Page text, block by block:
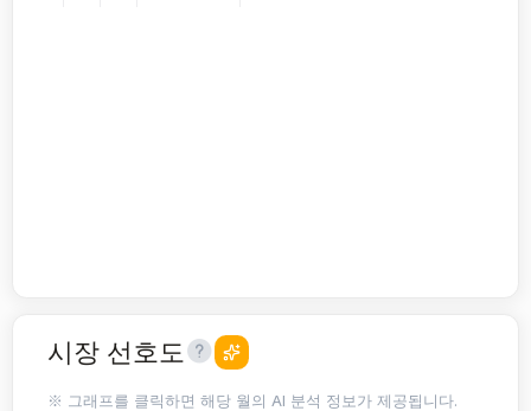
시장 선호도
※ 그래프를 클릭하면 해당 월의 AI 분석 정보가 제공됩니다.